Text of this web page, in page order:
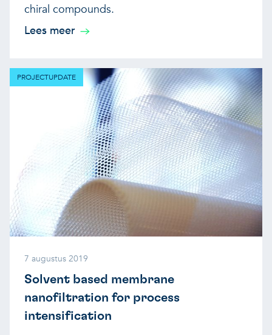
chiral compounds.
Lees meer
PROJECTUPDATE
7 augustus 2019
Solvent based membrane
nanofiltration for process
intensification